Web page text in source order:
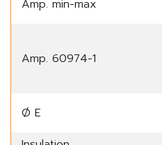
Amp. min-max
Amp. 60974-1
Ø E